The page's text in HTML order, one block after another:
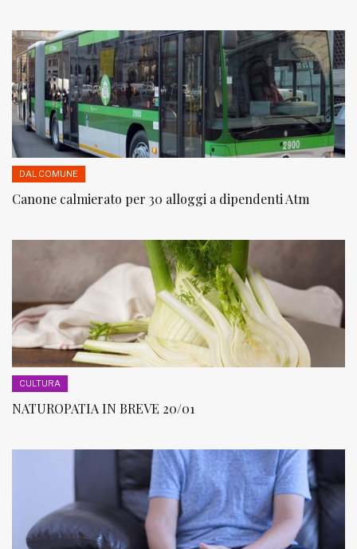
DAL COMUNE
Canone calmierato per 30 alloggi a dipendenti Atm
CULTURA
NATUROPATIA IN BREVE 20/01